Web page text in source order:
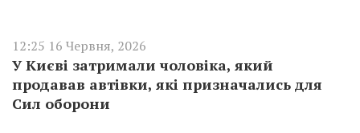
12:25 16 Червня, 2026
У Києві затримали чоловіка, який
продавав автівки, які призначались для
Сил оборони